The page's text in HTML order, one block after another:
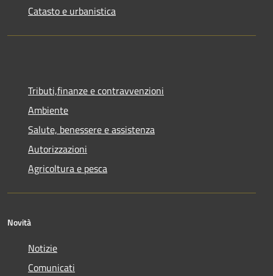
Catasto e urbanistica
Tributi,finanze e contravvenzioni
Ambiente
Salute, benessere e assistenza
Autorizzazioni
Agricoltura e pesca
Novità
Notizie
Comunicati